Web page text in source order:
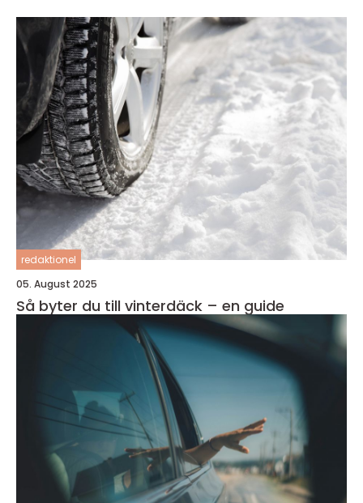
redaktionel
05. August 2025
Så byter du till vinterdäck – en guide